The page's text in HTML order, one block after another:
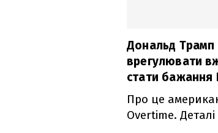
Дональд Трамп
врегулювати
стати бажання
Про це
Overtime.